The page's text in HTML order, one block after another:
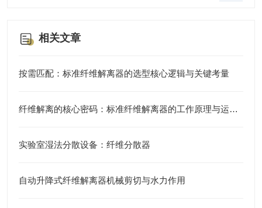
相关文章
按需匹配：标准纤维解离器的选型核心逻辑与关键考量
纤维解离的核心密码：标准纤维解离器的工作原理与运行逻辑
实验室湿法分散设备：纤维分散器
自动升降式纤维解离器机械剪切与水力作用